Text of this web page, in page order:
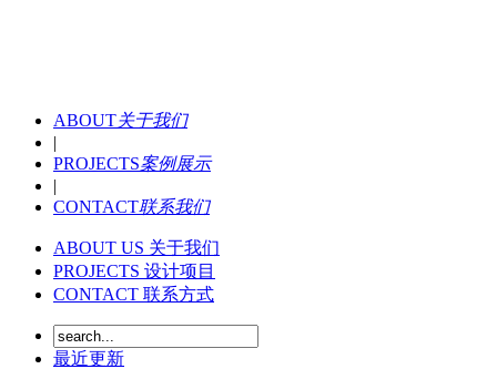
ABOUT关于我们
|
PROJECTS案例展示
|
CONTACT联系我们
ABOUT US 关于我们
PROJECTS 设计项目
CONTACT 联系方式
最近更新